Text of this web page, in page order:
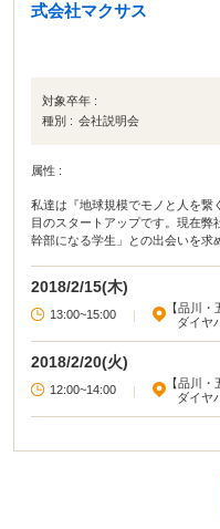
式会社マクサス
対象卒年 :
種別 : 会社説明会
属性 :
私達は『地球規模でモノと人を繋
目のスタートアップです。現在
幹部になる学生」との出会いを求
して頂き、その日に考えたこと
「仕事でスキルアップしていきた
やりたいことができる環境に身を
る人になりたい!」そんな想いを
加&退席もOK、堅苦しくはしませ
に次回1dayインターンシップ(最
て大きな会社ではありませんが、
いる企業です。まずは弊社HP等
2018/2/15(木)
13:00~15:00 |
【品川
ダイヤ
2018/2/20(火)
12:00~14:00 |
【品川
ダイヤ